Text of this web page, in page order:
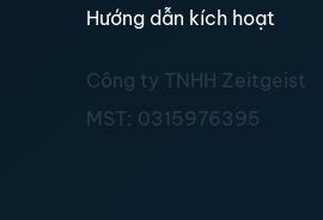
Hướng dẫn kích hoạt
Công ty TNHH Zeitgeist
MST: 0315976395